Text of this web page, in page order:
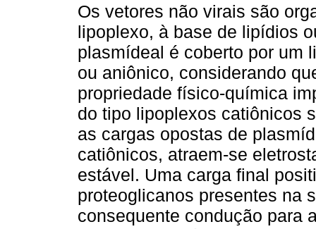
Os vetores não virais são
lipoplexo, à base de lipídios
plasmídeal é coberto por um
ou aniônico, considerando
propriedade físico-química
do tipo lipoplexos catiônicos
as cargas opostas de
catiônicos, atraem-se
estável. Uma carga final
proteoglicanos presentes na
consequente condução para